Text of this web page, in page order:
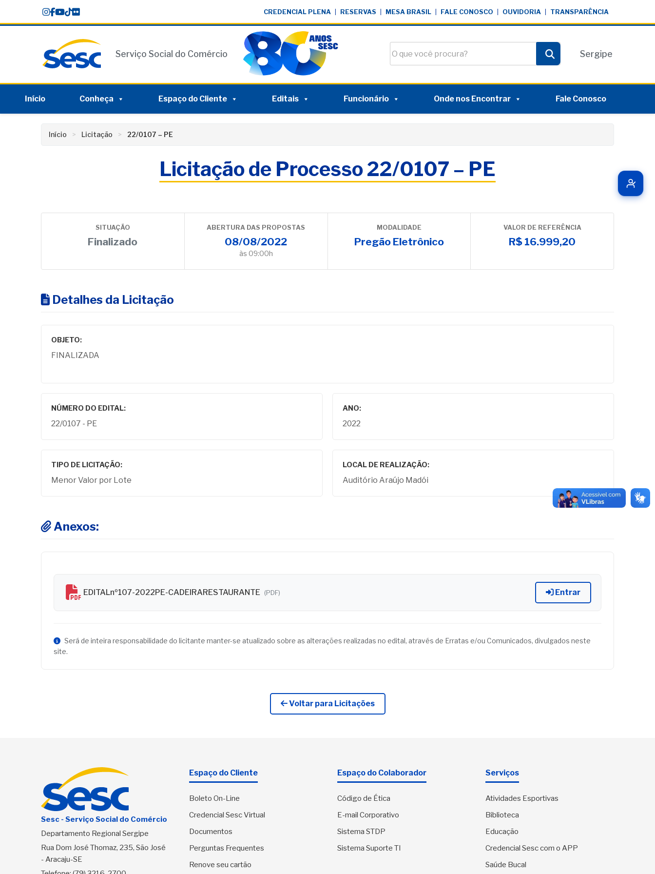
content
CREDENCIAL PLENA RESERVAS MESA BRASIL FALE CONOSCO OUVIDORIA TRANSPARÊNCIA
Serviço Social do Comércio
Pesquisar
Sergipe
Início Conheça Espaço do Cliente Editais Funcionário Onde nos Encontrar Fale Conosco
Início Licitação 22/0107 – PE
Licitação de Processo 22/0107 – PE
SITUAÇÃO
Finalizado
ABERTURA DAS PROPOSTAS
08/08/2022
às 09:00h
MODALIDADE
Pregão Eletrônico
VALOR DE REFERÊNCIA
R$ 16.999,20
Detalhes da Licitação
OBJETO:
FINALIZADA
NÚMERO DO EDITAL:
22/0107 - PE
ANO:
2022
TIPO DE LICITAÇÃO:
Menor Valor por Lote
LOCAL DE REALIZAÇÃO:
Auditório Araújo Madói
Anexos:
EDITALnº107-2022PE-CADEIRARESTAURANTE (PDF) Entrar
Será de inteira responsabilidade do licitante manter-se atualizado sobre as alterações realizadas no edital, através de Erratas e/ou Comunicados, divulgados neste
site.
Voltar para Licitações
Sesc - Serviço Social do Comércio
Departamento Regional Sergipe
Rua Dom José Thomaz, 235, São José
- Aracaju-SE
Espaço do Cliente
Boleto On-Line
Credencial Sesc Virtual
Documentos
Perguntas Frequentes
Renove seu cartão
Espaço do Colaborador
Código de Ética
E-mail Corporativo
Sistema STDP
Sistema Suporte TI
Serviços
Atividades Esportivas
Biblioteca
Educação
Credencial Sesc com o APP
Saúde Bucal